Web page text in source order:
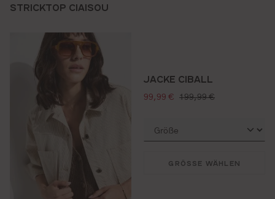
STRICKTOP CIAISOU
JACKE CIBALL
verkaufspreis:
99,99 € regulärer preis:
199,99 €
GRÖSSE WÄHLEN